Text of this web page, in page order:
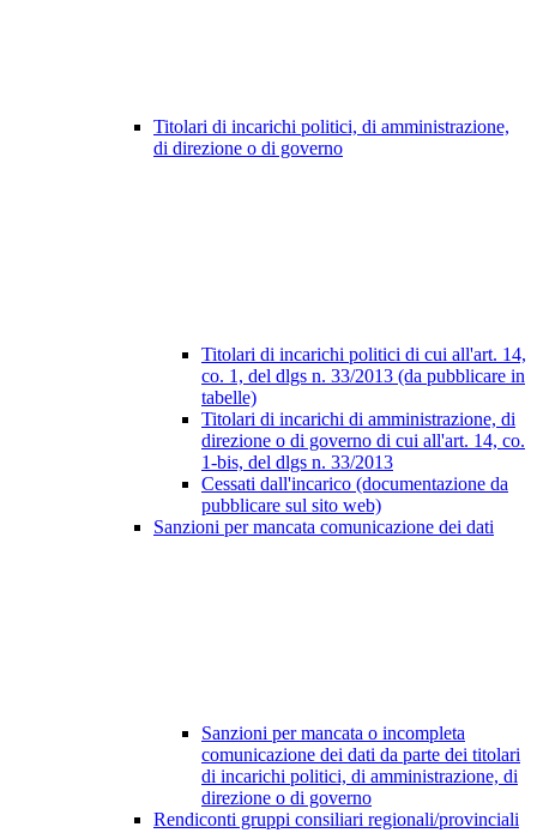
Titolari di incarichi politici, di amministrazione,
di direzione o di governo
Titolari di incarichi politici di cui all'art. 14,
co. 1, del dlgs n. 33/2013 (da pubblicare in
tabelle)
Titolari di incarichi di amministrazione, di
direzione o di governo di cui all'art. 14, co.
1-bis, del dlgs n. 33/2013
Cessati dall'incarico (documentazione da
pubblicare sul sito web)
Sanzioni per mancata comunicazione dei dati
Sanzioni per mancata o incompleta
comunicazione dei dati da parte dei titolari
di incarichi politici, di amministrazione, di
direzione o di governo
Rendiconti gruppi consiliari regionali/provinciali